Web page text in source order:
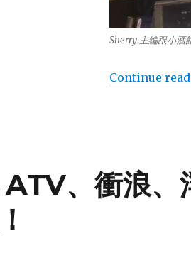
Sherry 主編跟小酒
Continue
ATV、衝浪